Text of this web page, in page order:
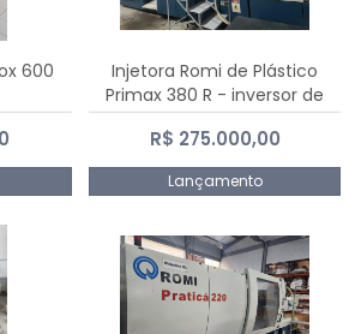
600
Injetora Romi de Plástico
Primax 380 R - inversor de
frequência NR 12 - 2008
R$ 275.000,00
Lançamento